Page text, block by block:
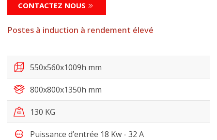
CONTACTEZ NOUS
Postes à induction à rendement élevé
550x560x1009h mm
800x800x1350h mm
130 KG
Puissance d’entrée 18 Kw - 32 A